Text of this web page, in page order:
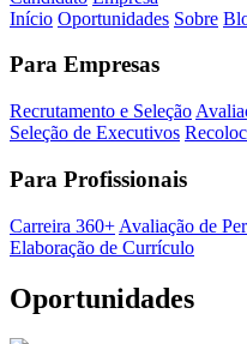
Início Oportunidades Sobre
Para Empresas
Recrutamento e Seleção
Seleção de Executivos
Para Profissionais
Carreira 360+ Avaliação de
Elaboração de Currículo
Oportunidades